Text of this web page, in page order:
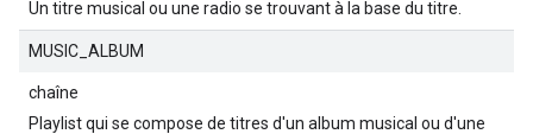
Un titre musical ou une radio se trouvant à la base du titre.
MUSIC_ALBUM
chaîne
Playlist qui se compose de titres d'un album musical ou d'une